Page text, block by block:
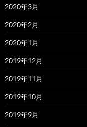
2020年3月
2020年2月
2020年1月
2019年12月
2019年11月
2019年10月
2019年9月